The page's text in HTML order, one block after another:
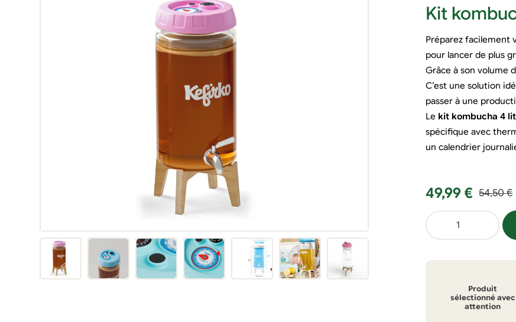
Kit
Préparez facilement
pour lancer de plus
Grâce à son volume
C’est une solution
passer à une
Le kit kombucha 4
spécifique avec
un calendrier
54,50€
Le
prix
initial
était :
54,50 €.
49,99 €
Le
prix
actuel
est :
49,99 €.
quantité
de
kombucha
Produit
sélectionné avec
attention